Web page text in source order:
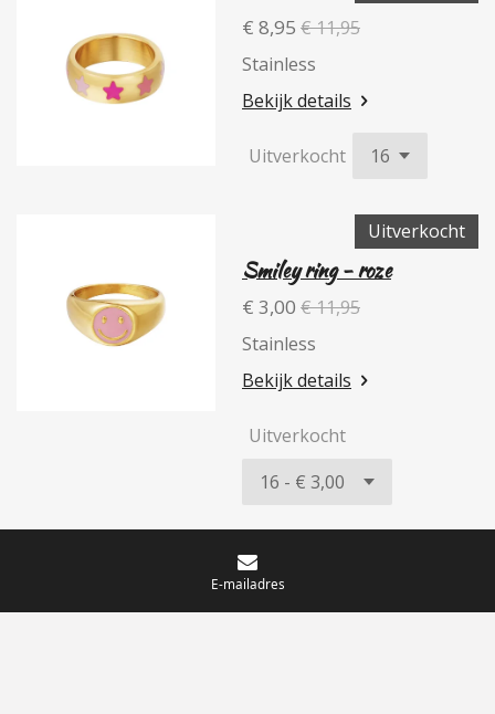
€ 8,95 € 11,95
Stainless
Bekijk details
Uitverkocht
Uitverkocht
Smiley ring - roze
€ 3,00 € 11,95
Stainless
Bekijk details
Uitverkocht
© 2020 - 2026 Jewels made by N.B
Powered byJouwWeb
E-mailadres